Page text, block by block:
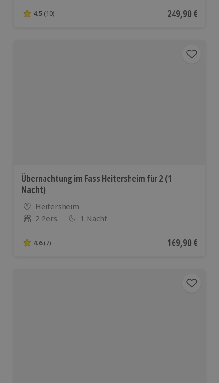
4.5 von 5 Sternen basierend auf 10 Bewertungen
4.5 (10) Aktueller Preis
249,90 €
Übernachtung im Fass Heitersheim für 2 (1
Nacht)
Standort
Heitersheim
Anzahl der Teilnehmer
2 Pers. 1 Nacht
4.6 von 5 Sternen basierend auf 7 Bewertungen
4.6 (7) Aktueller Preis
169,90 €